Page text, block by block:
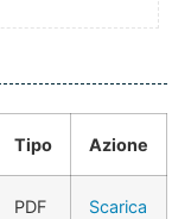
Tipo Azione
PDF Scarica